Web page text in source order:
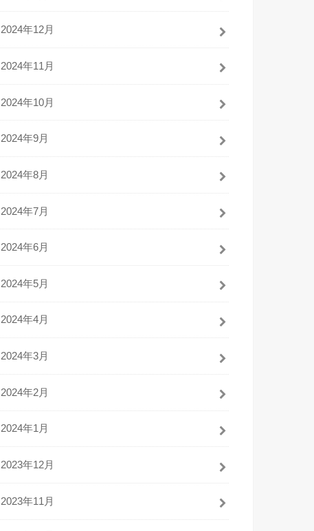
2024年12月
2024年11月
2024年10月
2024年9月
2024年8月
2024年7月
2024年6月
2024年5月
2024年4月
2024年3月
2024年2月
2024年1月
2023年12月
2023年11月